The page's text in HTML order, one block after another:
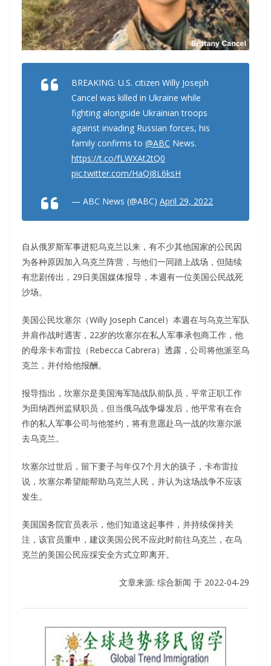
BREAKING: U.S. citizen Willy Joseph
Cancel was killed in Ukraine while
fighting alongside Ukrainian troops
against invading Russian forces, his
family confirms to @ABC News.
https://t.co/fLWXAt2tQ0
pic.twitter.com/HaQJ8L6ksH
— ABC News (@ABC) April 29, 2022
自从俄罗斯军事进犯乌克兰以来，有不少其他国家的公民因
为各种原因加入乌克兰阵营，与他们一同踏上战场，但陆续
有悲剧传出，29日美国媒体报导，本週有一位美国公民战死
沙场。
美国公民坎塞尔（Willy Joseph Cancel）本週在与乌克兰军队
并肩作战时遇害，22岁的坎塞尔在私人军事承包商工作，他
的母亲卡布雷拉（Rebecca Cabrera）透露，公司将他派至乌
克兰，并付给他报酬。
报导指出，坎塞尔是美国海军陆战队前队员，平常正职工作
为田纳西州监狱职员，但当俄乌战争爆发后，他平常有在合
作的私人军事公司与他签约，将有意愿赴乌一战的坎塞尔派
去乌克兰。
坎塞尔过世后，留下妻子与年仅7个月大的孩子，卡布雷拉
说，坎塞尔希望能帮助乌克兰人民，并认为这场战争不应该
发生。
美国国务院官员表示，他们知道这起事件，并持续保持关
注，该官员重申，建议美国公民不应此时前往乌克兰，在乌
克兰的美国公民应採安全方式立即离开。
文章来源: 综合新闻 于 2022-04-29